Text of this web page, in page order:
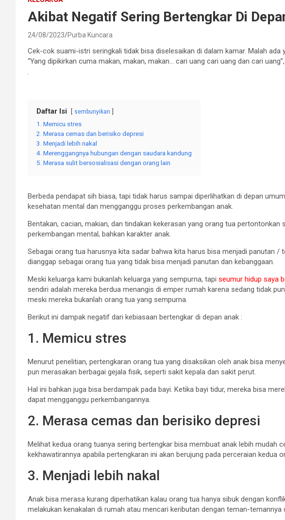
Akibat Negatif Sering Bertengkar Di
24/08/2023 Purba Kuncara
Cek-cok suami-istri seringkali tidak bisa diselesaikan di dalam kamar. Malah
“Yang dipikirkan cuma makan, makan, makan… cari uang cari uang dan cari
Daftar Isi sembunyikan
1. Memicu stres
2. Merasa cemas dan berisiko depresi
3. Menjadi lebih nakal
4. Merenggangnya hubungan dengan saudara kandung
5. Merasa sulit bersosialisasi dengan orang lain
Berbeda pendapat sih biasa, tapi tidak harus sampai diperlihatkan di depan
kesehatan mental dan mengganggu proses perkembangan anak.
Bentakan, cacian, makian, dan tindakan kekerasan yang orang tua
perkembangan mental, bahkan karakter anak.
Sebagai orang tua harusnya kita sadar bahwa kita harus bisa menjadi panutan
dianggap sebagai orang tua yang tidak bisa menjadi panutan dan kebanggaan.
Meski keluarga kami bukanlah keluarga yang sempurna, tapi seumur hidup saya
sendiri adalah mereka berdua menangis di emper rumah karena sedang tidak
meski mereka bukanlah orang tua yang sempurna.
Berikut ini dampak negatif dari kebiasaan bertengkar di depan anak :
1. Memicu stres
Menurut penelitian, pertengkaran orang tua yang disaksikan oleh anak bisa
pun merasakan berbagai gejala fisik, seperti sakit kepala dan sakit perut.
Hal ini bahkan juga bisa berdampak pada bayi. Ketika bayi tidur, mereka bisa
dapat mengganggu perkembangannya.
2. Merasa cemas dan berisiko depresi
Melihat kedua orang tuanya sering bertengkar bisa membuat anak lebih mudah
kekhawatirannya apabila pertengkaran ini akan berujung pada perceraian kedua
3. Menjadi lebih nakal
Anak bisa merasa kurang diperhatikan kalau orang tua hanya sibuk dengan
melakukan kenakalan di rumah atau mencari keributan dengan teman-temannya